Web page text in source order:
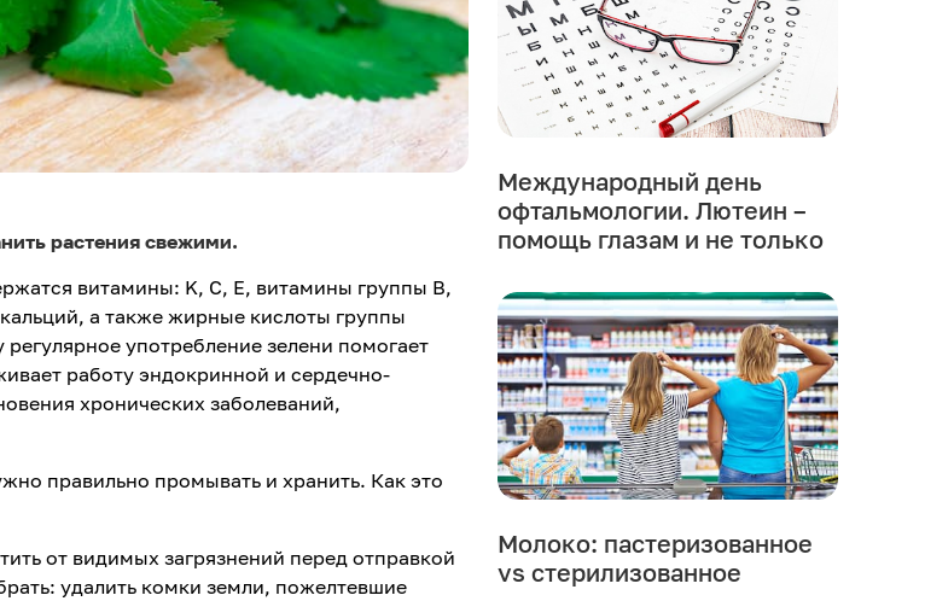
растения свежими.
витамины: K, C, E, витамины группы В,
а также жирные кислоты группы
употребление зелени помогает
работу эндокринной и сердечно-
хронических заболеваний,
правильно промывать и хранить. Как это
от видимых загрязнений перед отправкой
удалить комки земли, пожелтевшие
Международный день
офтальмологии. Лютеин –
помощь глазам и не только
Молоко: пастеризованное
vs стерилизованное